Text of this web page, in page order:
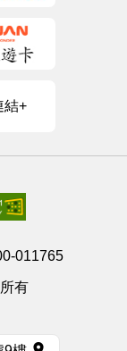
結+
011765
有